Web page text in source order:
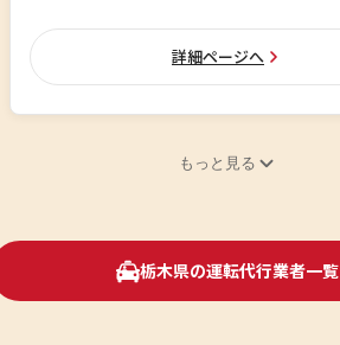
詳細ページへ
もっと見る
栃木県の運転代行業者一覧